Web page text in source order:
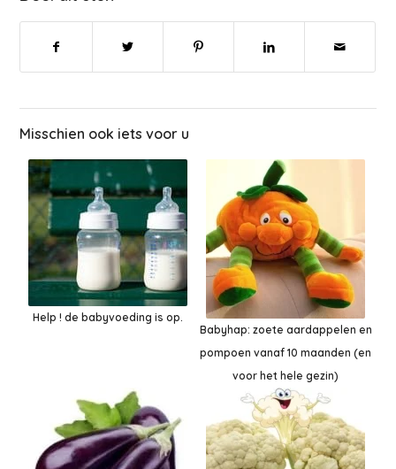
Misschien ook iets voor u
Help ! de babyvoeding is op.
Babyhap: zoete aardappelen en
pompoen vanaf 10 maanden (en
voor het hele gezin)